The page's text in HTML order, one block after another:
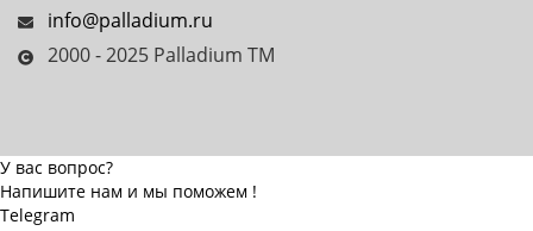
info@palladium.ru
2000 - 2025 Palladium TM
У вас вопрос?
Напишите нам и мы поможем !
Telegram